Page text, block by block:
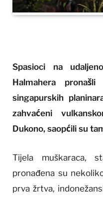
Spasioci na
Halmahera
singapurskih
zahvaćeni
Dukono, saopćili su
Tijela muškaraca,
pronađena su
prva žrtva,